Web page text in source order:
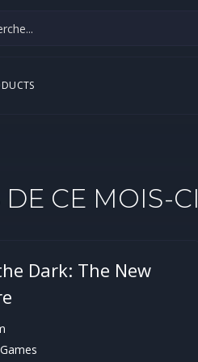
DE CE MOIS-CI
Dark: The New